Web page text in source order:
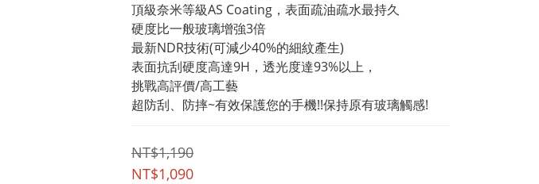
頂級奈米等級AS Coating，表面疏油疏水最持久
硬度比一般玻璃增強3倍
最新NDR技術(可減少40%的細紋產生)
表面抗刮硬度高達9H，透光度達93%以上，
挑戰高評價/高工藝
超防刮、防摔~有效保護您的手機!!保持原有玻璃觸感!
NT$1,190
NT$1,090